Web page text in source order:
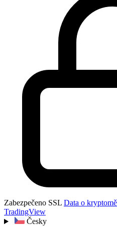
Zabezpečeno SSL Data o
TradingView
Česky